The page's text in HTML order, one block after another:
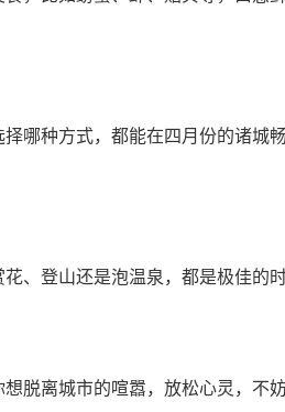
哪种方式，都能在四月份的诸城
、登山还是泡温泉，都是极佳的时
脱离城市的喧嚣，放松心灵，不